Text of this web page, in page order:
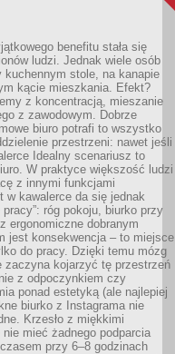
benefitu stała się
ludzi. Jednak wiele osób
kuchennym stole, na kanapie
kącie mieszkania. Efekt?
z koncentracją, mieszanie
z zawodowym. Dobrze
biuro potrafi to wszystko
przestrzeni: nawet jeśli
Idealny scenariusz to
W praktyce większość ludzi
z innymi funkcjami
w kawalerce da się jednak
róg pokoju, biurko przy
ergonomiczne dobranym
jest konsekwencja – to miejsce
do pracy. Dzięki temu mózg
zaczyna kojarzyć tę przestrzeń
z odpoczynkiem czy
ponad estetyką (ale najlepiej
biurko z Instagrama nie
Krzesło z miękkimi
mieć żadnego podparcia
przy 6–8 godzinach